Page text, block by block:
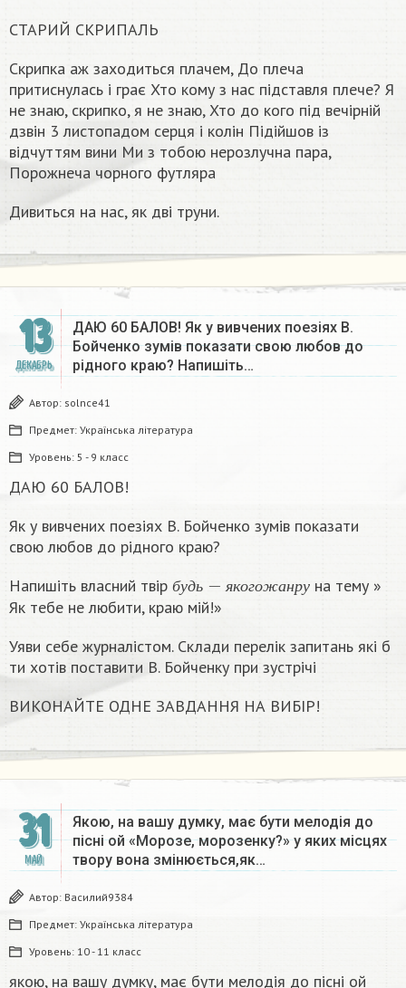
СТАРИЙ СКРИПАЛЬ
Скрипка аж заходиться плачем, До плеча
притиснулась і грає Хто кому з нас підставля плече? Я
не знаю, скрипко, я не знаю, Хто до кого під вечірній
дзвін 3 листопадом серця і колін Підійшов із
відчуттям вини Ми з тобою нерозлучна пара,
Порожнеча чорного футляра
Дивиться на нас, як дві труни.​
13
ДЕКАБРЬ
ДАЮ 60 БАЛОВ! Як у вивчених поезіях В.
Бойченко зумів показати свою любов до
рідного краю? Напишіть…
Автор: solnce41
Предмет: Українська література
Уровень: 5 - 9 класс
ДАЮ 60 БАЛОВ!
Як у вивчених поезіях В. Бойченко зумів показати
свою любов до рідного краю?
Напишіть власний твір
б у д ь яко г о ж а н р у на тему »
Як тебе не любити, краю мій!»
Уяви себе журналістом. Склади перелік запитань які б
ти хотів поставити В. Бойченку при зустрічі
ВИКОНАЙТЕ ОДНЕ ЗАВДАННЯ НА ВИБІР!
31
МАЙ
Якою, на вашу думку, має бути мелодія до
пісні ой «Морозе, морозенку?» у яких місцях
твору вона змінюється,як…
Автор: Василий9384
Предмет: Українська література
Уровень: 10 - 11 класс
якою, на вашу думку, має бути мелодія до пісні ой